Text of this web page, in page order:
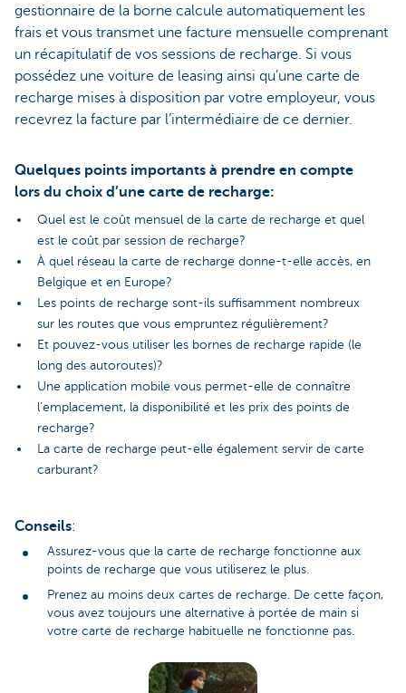
gestionnaire de la borne calcule automatiquement les
frais et vous transmet une facture mensuelle comprenant
un récapitulatif de vos sessions de recharge. Si vous
possédez une voiture de leasing ainsi qu’une carte de
recharge mises à disposition par votre employeur, vous
recevrez la facture par l’intermédiaire de ce dernier.
Quelques points importants à prendre en compte
lors du choix d’une carte de recharge:
Quel est le coût mensuel de la carte de recharge et quel
est le coût par session de recharge?
À quel réseau la carte de recharge donne-t-elle accès, en
Belgique et en Europe?
Les points de recharge sont-ils suffisamment nombreux
sur les routes que vous empruntez régulièrement?
Et pouvez-vous utiliser les bornes de recharge rapide (le
long des autoroutes)?
Une application mobile vous permet-elle de connaître
l’emplacement, la disponibilité et les prix des points de
recharge?
La carte de recharge peut-elle également servir de carte
carburant?
Conseils:
Assurez-vous que la carte de recharge fonctionne aux
points de recharge que vous utiliserez le plus.
Prenez au moins deux cartes de recharge. De cette façon,
vous avez toujours une alternative à portée de main si
votre carte de recharge habituelle ne fonctionne pas.